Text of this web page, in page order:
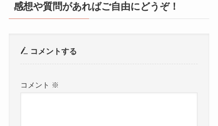
感想や質問があればご自由にどうぞ！
コメントする
コメント ※